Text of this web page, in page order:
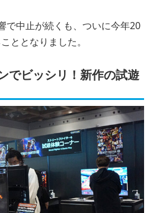
で中止が続くも、ついに今年20
ととなりました。
でビッシリ！新作の試遊